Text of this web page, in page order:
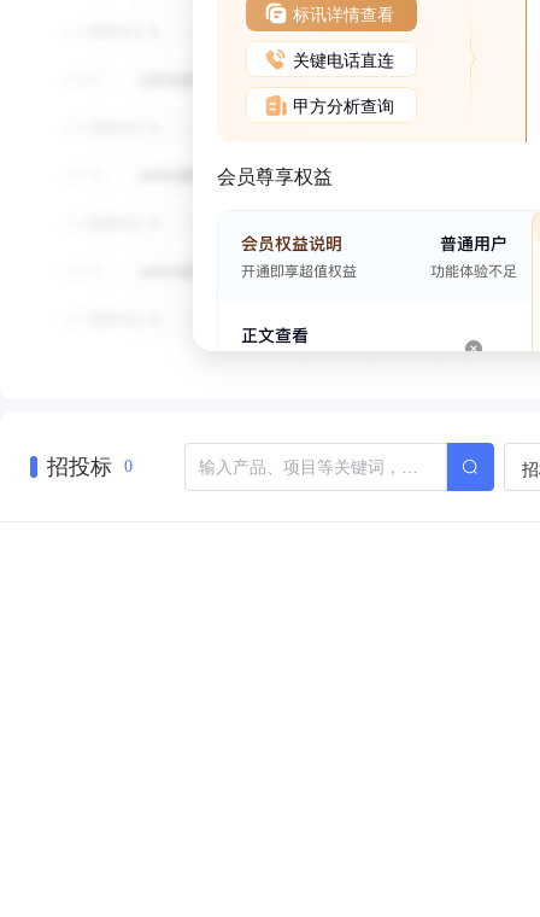
标讯详情查看
关键电话直连
甲方分析查询
会员尊享权益
招投标 0